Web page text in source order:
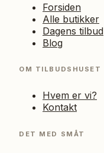
Forsiden
Alle butikker
Dagens tilbud
Blog
OM TILBUDSHUSET
Hvem er vi?
Kontakt
DET MED SMÅT